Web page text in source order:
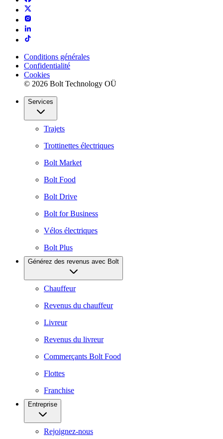
Conditions générales
Confidentialité
Cookies
© 2026 Bolt Technology OÜ
Services
Trajets
Trottinettes électriques
Bolt Market
Bolt Food
Bolt Drive
Bolt for Business
Vélos électriques
Bolt Plus
Générez des revenus avec Bolt
Chauffeur
Revenus du chauffeur
Livreur
Revenus du livreur
Commerçants Bolt Food
Flottes
Franchise
Entreprise
Rejoignez-nous